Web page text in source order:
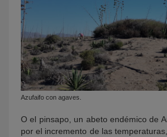
Azufaifo con agaves.
O el pinsapo, un abeto endémico de
por el incremento de las